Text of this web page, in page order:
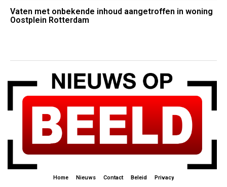
Vaten met onbekende inhoud aangetroffen in woning
Oostplein Rotterdam
Home Nieuws Contact Beleid Privacy